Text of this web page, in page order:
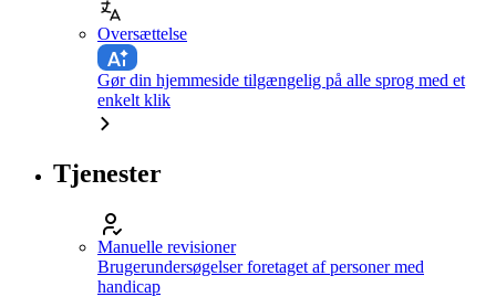
Oversættelse
Gør din hjemmeside tilgængelig på alle sprog med et
enkelt klik
Tjenester
Manuelle revisioner
Brugerundersøgelser foretaget af personer med
handicap